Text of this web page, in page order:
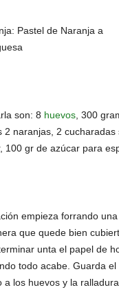
son: 8 huevos, 300
naranjas, 2 cucharadas
gr de azúcar para
empieza forrando
que quede bien
unta el papel de
todo acabe. Guarda
los huevos y la